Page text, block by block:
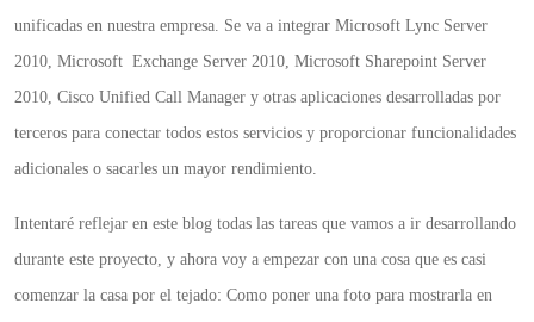
unificadas en nuestra empresa. Se va a integrar Microsoft Lync Server
2010, Microsoft Exchange Server 2010, Microsoft Sharepoint Server
2010, Cisco Unified Call Manager y otras aplicaciones desarrolladas por
terceros para conectar todos estos servicios y proporcionar funcionalidades
adicionales o sacarles un mayor rendimiento.
Intentaré reflejar en este blog todas las tareas que vamos a ir desarrollando
durante este proyecto, y ahora voy a empezar con una cosa que es casi
comenzar la casa por el tejado: Como poner una foto para mostrarla en